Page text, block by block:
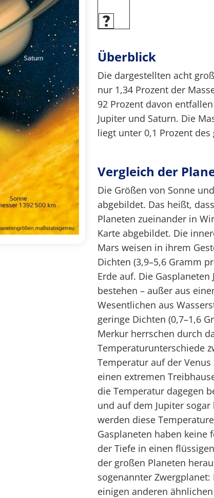
Überblick
Die dargestellten acht
nur 1,34 Prozent der
92 Prozent davon
Jupiter und Saturn. Die
liegt unter 0,1 Prozent
Vergleich der
Die Größen von Sonne
abgebildet. Das heißt,
Planeten zueinander in
Karte abgebildet. Die
Mars weisen in ihrem
Dichten (3,9–5,6 Gramm
Erde auf. Die
bestehen – außer aus
Wesentlichen aus
geringe Dichten (0,7–1,6
Merkur herrschen durch
Temperaturunterschiede
Temperatur auf der
einen extremen
die Temperatur dagegen
und auf dem Jupiter sogar
werden diese
Gasplaneten haben keine
der Tiefe in einen
der großen Planeten
sogenannter
einigen anderen